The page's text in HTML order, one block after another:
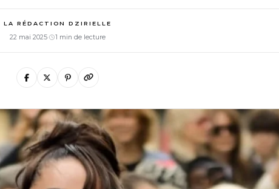
LA RÉDACTION DZIRIELLE
22 mai 2025· 1 min de lecture